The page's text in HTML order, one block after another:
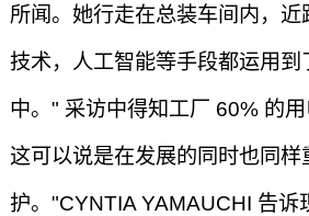
所闻。她行走在总装车间内，近
技术，人工智能等手段都运用到
中。" 采访中得知工厂 60% 的用
这可以说是在发展的同时也同样
护。"CYNTIA YAMAUCHI 告诉